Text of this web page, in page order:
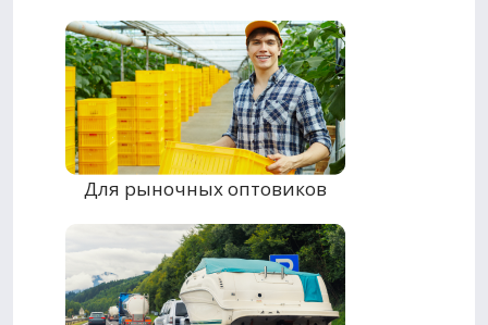
Для рыночных оптовиков